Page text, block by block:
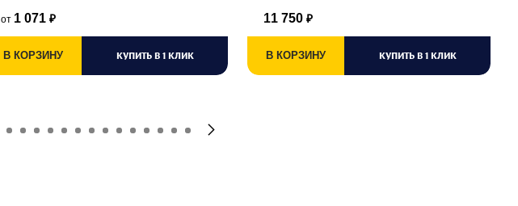
от 1 071 ₽
В КОРЗИНУ КУПИТЬ В 1 КЛИК
11 750 ₽
В КОРЗИНУ КУПИТЬ В 1 КЛИК